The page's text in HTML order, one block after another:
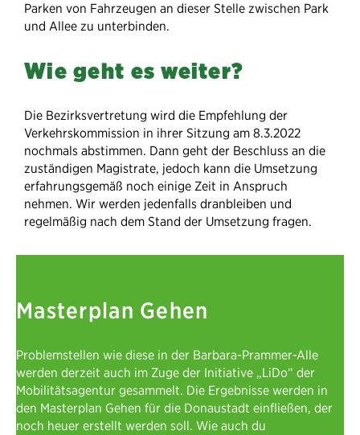
Parken von Fahrzeugen an dieser Stelle zwischen Park
und Allee zu unterbinden.
Wie geht es weiter?
Die Bezirksvertretung wird die Empfehlung der
Verkehrskommission in ihrer Sitzung am 8.3.2022
nochmals abstimmen. Dann geht der Beschluss an die
zuständigen Magistrate, jedoch kann die Umsetzung
erfahrungsgemäß noch einige Zeit in Anspruch
nehmen. Wir werden jedenfalls dranbleiben und
regelmäßig nach dem Stand der Umsetzung fragen.
Masterplan Gehen
Problemstellen wie diese in der Barbara-Prammer-Alle
werden derzeit auch im Zuge der Initiative „LiDo“ der
Mobilitätsagentur gesammelt. Die Ergebnisse werden in
den Masterplan Gehen für die Donaustadt einfließen, der
noch heuer erstellt werden soll. Wie auch du